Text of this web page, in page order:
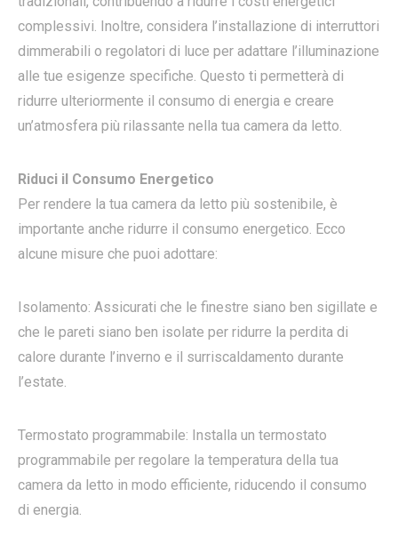
complessivi. Inoltre, considera l’installazione di interruttori
dimmerabili o regolatori di luce per adattare l’illuminazione
alle tue esigenze specifiche. Questo ti permetterà di
ridurre ulteriormente il consumo di energia e creare
un’atmosfera più rilassante nella tua camera da letto.
Riduci il Consumo Energetico
Per rendere la tua camera da letto più sostenibile, è
importante anche ridurre il consumo energetico. Ecco
alcune misure che puoi adottare:
Isolamento: Assicurati che le finestre siano ben sigillate e
che le pareti siano ben isolate per ridurre la perdita di
calore durante l’inverno e il surriscaldamento durante
l’estate.
Termostato programmabile: Installa un termostato
programmabile per regolare la temperatura della tua
camera da letto in modo efficiente, riducendo il consumo
di energia.